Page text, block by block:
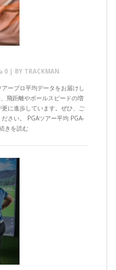
0 | BY TRACKMAN
ープロ平均データをお届けし
飛距離やボールスピードの増
に進歩しています。ぜひ、ご
さい。 PGAツアー平均 PGA-
きを読む